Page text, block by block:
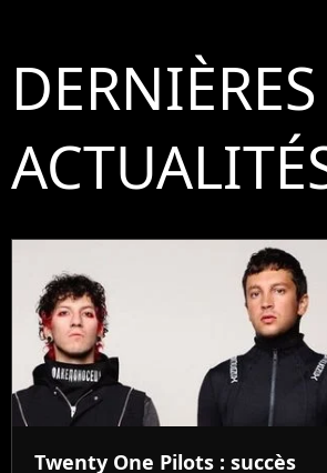
DERNIÈRES
Twenty One Pilots : succès